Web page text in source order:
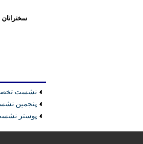
سخنرانان
نشست
پنجمین
پوستر